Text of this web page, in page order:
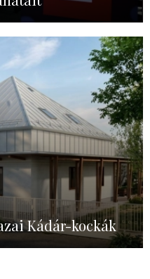
Kádár-kockák